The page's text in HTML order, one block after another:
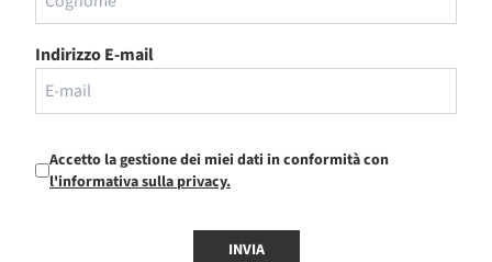
Indirizzo E-mail
Accetto la gestione dei miei dati in conformità con
l'informativa sulla privacy.
INVIA